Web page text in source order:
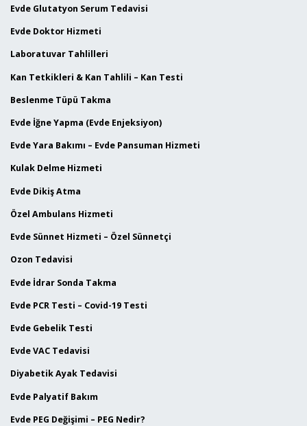
Evde Glutatyon Serum Tedavisi
Evde Doktor Hizmeti
Laboratuvar Tahlilleri
Kan Tetkikleri & Kan Tahlili – Kan Testi
Beslenme Tüpü Takma
Evde İğne Yapma (Evde Enjeksiyon)
Evde Yara Bakımı – Evde Pansuman Hizmeti
Kulak Delme Hizmeti
Evde Dikiş Atma
Özel Ambulans Hizmeti
Evde Sünnet Hizmeti – Özel Sünnetçi
Ozon Tedavisi
Evde İdrar Sonda Takma
Evde PCR Testi – Covid-19 Testi
Evde Gebelik Testi
Evde VAC Tedavisi
Diyabetik Ayak Tedavisi
Evde Palyatif Bakım
Evde PEG Değişimi – PEG Nedir?